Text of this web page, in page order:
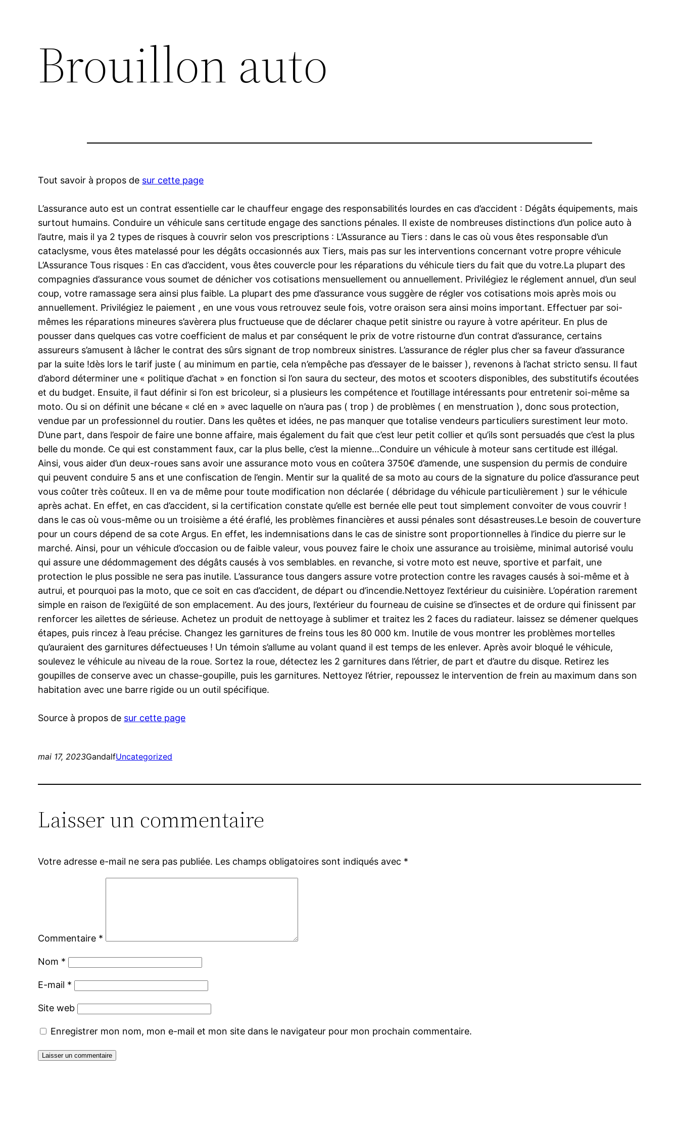
Brouillon auto
Tout savoir à propos de sur cette page
L’assurance auto est un contrat essentielle car le chauffeur engage des responsabilités lourdes en cas d’accident : Dégâts équipements, mais
surtout humains. Conduire un véhicule sans certitude engage des sanctions pénales. Il existe de nombreuses distinctions d’un police auto à
l’autre, mais il ya 2 types de risques à couvrir selon vos prescriptions : L’Assurance au Tiers : dans le cas où vous êtes responsable d’un
cataclysme, vous êtes matelassé pour les dégâts occasionnés aux Tiers, mais pas sur les interventions concernant votre propre véhicule
L’Assurance Tous risques : En cas d’accident, vous êtes couvercle pour les réparations du véhicule tiers du fait que du votre.La plupart des
compagnies d’assurance vous soumet de dénicher vos cotisations mensuellement ou annuellement. Privilégiez le réglement annuel, d’un seul
coup, votre ramassage sera ainsi plus faible. La plupart des pme d’assurance vous suggère de régler vos cotisations mois après mois ou
annuellement. Privilégiez le paiement , en une vous vous retrouvez seule fois, votre oraison sera ainsi moins important. Effectuer par soi-
mêmes les réparations mineures s’avèrera plus fructueuse que de déclarer chaque petit sinistre ou rayure à votre apériteur. En plus de
pousser dans quelques cas votre coefficient de malus et par conséquent le prix de votre ristourne d’un contrat d’assurance, certains
assureurs s’amusent à lâcher le contrat des sûrs signant de trop nombreux sinistres. L’assurance de régler plus cher sa faveur d’assurance
par la suite !dès lors le tarif juste ( au minimum en partie, cela n’empêche pas d’essayer de le baisser ), revenons à l’achat stricto sensu. Il faut
d’abord déterminer une « politique d’achat » en fonction si l’on saura du secteur, des motos et scooters disponibles, des substitutifs écoutées
et du budget. Ensuite, il faut définir si l’on est bricoleur, si a plusieurs les compétence et l’outillage intéressants pour entretenir soi-même sa
moto. Ou si on définit une bécane « clé en » avec laquelle on n’aura pas ( trop ) de problèmes ( en menstruation ), donc sous protection,
vendue par un professionnel du routier. Dans les quêtes et idées, ne pas manquer que totalise vendeurs particuliers surestiment leur moto.
D’une part, dans l’espoir de faire une bonne affaire, mais également du fait que c’est leur petit collier et qu’ils sont persuadés que c’est la plus
belle du monde. Ce qui est constamment faux, car la plus belle, c’est la mienne…Conduire un véhicule à moteur sans certitude est illégal.
Ainsi, vous aider d’un deux-roues sans avoir une assurance moto vous en coûtera 3750€ d’amende, une suspension du permis de conduire
qui peuvent conduire 5 ans et une confiscation de l’engin. Mentir sur la qualité de sa moto au cours de la signature du police d’assurance peut
vous coûter très coûteux. Il en va de même pour toute modification non déclarée ( débridage du véhicule particulièrement ) sur le véhicule
après achat. En effet, en cas d’accident, si la certification constate qu’elle est bernée elle peut tout simplement convoiter de vous couvrir !
dans le cas où vous-même ou un troisième a été éraflé, les problèmes financières et aussi pénales sont désastreuses.Le besoin de couverture
pour un cours dépend de sa cote Argus. En effet, les indemnisations dans le cas de sinistre sont proportionnelles à l’indice du pierre sur le
marché. Ainsi, pour un véhicule d’occasion ou de faible valeur, vous pouvez faire le choix une assurance au troisième, minimal autorisé voulu
qui assure une dédommagement des dégâts causés à vos semblables. en revanche, si votre moto est neuve, sportive et parfait, une
protection le plus possible ne sera pas inutile. L’assurance tous dangers assure votre protection contre les ravages causés à soi-même et à
autrui, et pourquoi pas la moto, que ce soit en cas d’accident, de départ ou d’incendie.Nettoyez l’extérieur du cuisinière. L’opération rarement
simple en raison de l’exigüité de son emplacement. Au des jours, l’extérieur du fourneau de cuisine se d’insectes et de ordure qui finissent par
renforcer les ailettes de sérieuse. Achetez un produit de nettoyage à sublimer et traitez les 2 faces du radiateur. laissez se démener quelques
étapes, puis rincez à l’eau précise. Changez les garnitures de freins tous les 80 000 km. Inutile de vous montrer les problèmes mortelles
qu’auraient des garnitures défectueuses ! Un témoin s’allume au volant quand il est temps de les enlever. Après avoir bloqué le véhicule,
soulevez le véhicule au niveau de la roue. Sortez la roue, détectez les 2 garnitures dans l’étrier, de part et d’autre du disque. Retirez les
goupilles de conserve avec un chasse-goupille, puis les garnitures. Nettoyez l’étrier, repoussez le intervention de frein au maximum dans son
habitation avec une barre rigide ou un outil spécifique.
Source à propos de sur cette page
mai 17, 2023GandalfUncategorized
Laisser un commentaire
Votre adresse e-mail ne sera pas publiée. Les champs obligatoires sont indiqués avec *
Commentaire *
Nom *
E-mail *
Site web
Enregistrer mon nom, mon e-mail et mon site dans le navigateur pour mon prochain commentaire.